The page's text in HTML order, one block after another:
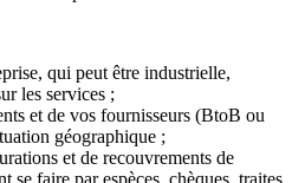
qui peut être industrielle,
les services ;
et de vos fournisseurs (BtoB ou
géographique ;
et de recouvrements de